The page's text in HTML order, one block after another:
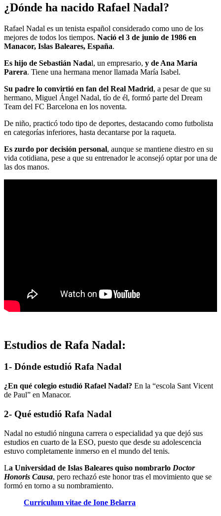
¿Dónde ha nacido Rafael Nadal?
Rafael Nadal es un tenista español considerado como uno de los
mejores de todos los tiempos. Nació el 3 de junio de 1986 en
Manacor, Islas Baleares, España.
Es hijo de Sebastián Nadal, un empresario, y de Ana María
Parera. Tiene una hermana menor llamada María Isabel.
Su padre lo convirtió en fan del Real Madrid, a pesar de que su
hermano, Miguel Ángel Nadal, tío de él, formó parte del Dream
Team del FC Barcelona en los noventa.
De niño, practicó todo tipo de deportes, destacando como futbolista
en categorías inferiores, hasta decantarse por la raqueta.
Es zurdo por decisión personal, aunque se mantiene diestro en su
vida cotidiana, pese a que su entrenador le aconsejó optar por una de
las dos manos.
Estudios de Rafa Nadal:
1- Dónde estudió Rafa Nadal
¿En qué colegio estudió Rafael Nadal? En la “escola Sant Vicent
de Paul” en Manacor.
2- Qué estudió Rafa Nadal
Nadal no estudió ninguna carrera o especialidad ya que dejó sus
estudios en cuarto de la ESO, puesto que desde su adolescencia
estuvo completamente inmerso en el mundo del tenis.
La Universidad de Islas Baleares quiso nombrarlo Doctor
Honoris Causa, pero rechazó este honor tras el movimiento que se
formó en torno a su nombramiento.
Currículum vitae de Ione Belarra